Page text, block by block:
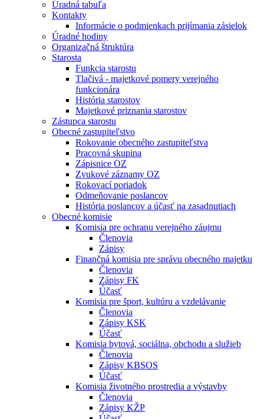
Úradná tabuľa
Kontakty
Informácie o podmienkach prijímania zásielok
Úradné hodiny
Organizačná štruktúra
Starosta
Funkcia starostu
Tlačivá - majetkové pomery verejného
funkcionára
História starostov
Majetkové priznania starostov
Zástupca starostu
Obecné zastupiteľstvo
Rokovanie obecného zastupiteľstva
Pracovná skupina
Zápisnice OZ
Zvukové záznamy OZ
Rokovací poriadok
Odmeňovanie poslancov
História poslancov a účasť na zasadnutiach
Obecné komisie
Komisia pre ochranu verejného záujmu
Členovia
Zápisy
Finančná komisia pre správu obecného majetku
Členovia
Zápisy FK
Účasť
Komisia pre šport, kultúru a vzdelávanie
Členovia
Zápisy KSK
Účasť
Komisia bytová, sociálna, obchodu a služieb
Členovia
Zápisy KBSOS
Účasť
Komisia životného prostredia a výstavby
Členovia
Zápisy KŽP